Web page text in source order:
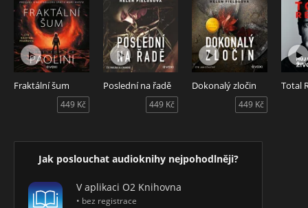
Fraktální šum
449 Kč
Poslední na řadě
449 Kč
Dokonalý zločin
449 Kč
Total
Jak poslouchat audioknihy nejpohodlněji?
V aplikaci O2 Knihovna
• bez registrace